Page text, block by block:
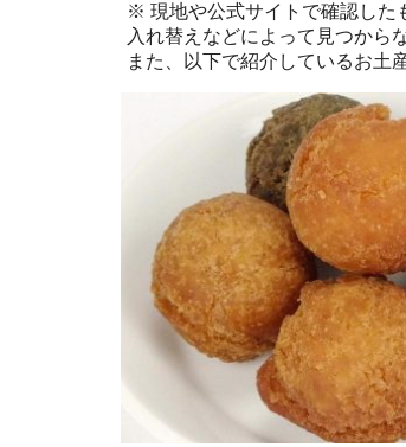
※ 現地や公式サイトで確認した
入れ替えなどによって見つから
また、以下で紹介しているお土